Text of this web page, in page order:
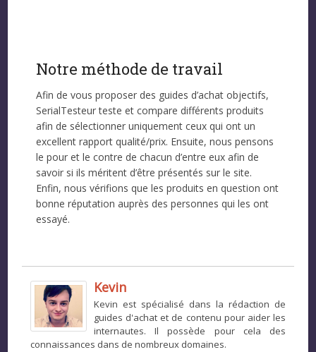
Notre méthode de travail
Afin de vous proposer des guides d’achat objectifs,
SerialTesteur teste et compare différents produits
afin de sélectionner uniquement ceux qui ont un
excellent rapport qualité/prix. Ensuite, nous pensons
le pour et le contre de chacun d’entre eux afin de
savoir si ils méritent d’être présentés sur le site.
Enfin, nous vérifions que les produits en question ont
bonne réputation auprès des personnes qui les ont
essayé.
Kevin
Kevin est spécialisé dans la rédaction de
guides d'achat et de contenu pour aider les
internautes. Il possède pour cela des
connaissances dans de nombreux domaines.